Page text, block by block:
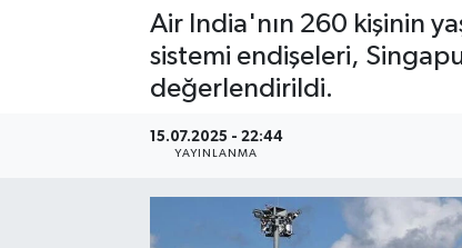
Air India'nın 260 kişinin
sistemi endişeleri,
değerlendirildi.
15.07.2025 - 22:44
YAYINLANMA